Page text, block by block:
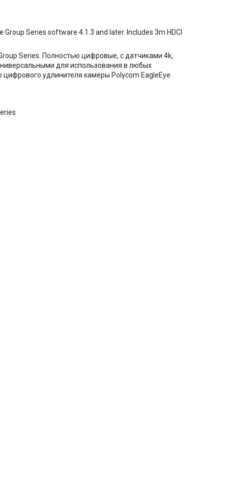
Series software 4.1.3 and later. Includes 3m HDCI
Series. Полностью цифровые, с датчиками 4k,
для использования в любых
удлинителя камеры Polycom EagleEye